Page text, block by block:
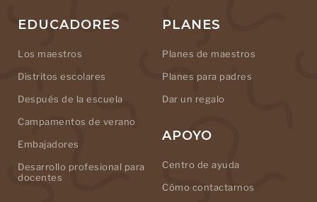
EDUCADORES
Los maestros
Distritos escolares
Después de la escuela
Campamentos de verano
Embajadores
Desarrollo profesional para
docentes
PLANES
Planes de maestros
Planes para padres
Dar un regalo
APOYO
Centro de ayuda
Cómo contactarnos